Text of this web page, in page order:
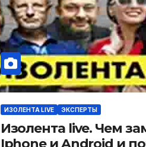
ИЗОЛЕНТА LIVE ЭКСПЕРТЫ
Изолента live. Чем
Iphone и Android и